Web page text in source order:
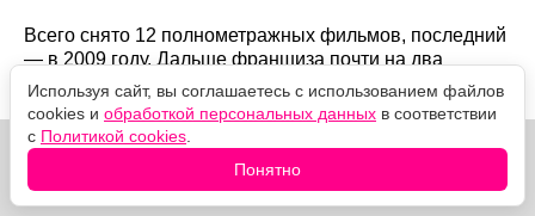
Всего снято 12 полнометражных фильмов, последний
— в 2009 году. Дальше франшиза почти на два
десятилетия застряла в судебных спорах о правах.
Используя сайт, вы соглашаетесь с использованием файлов
cookies и обработкой персональных данных в соответствии
с Политикой cookies
Понятно